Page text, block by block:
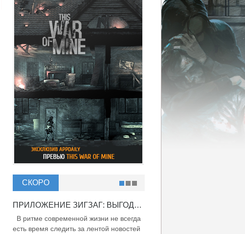
СКОРО
ПРИЛОЖЕНИЕ ЗИГЗАГ: ВЫГОДНО ВДВОЙНЕ!
В ритме современной жизни не всегда
есть время следить за лентой новостей